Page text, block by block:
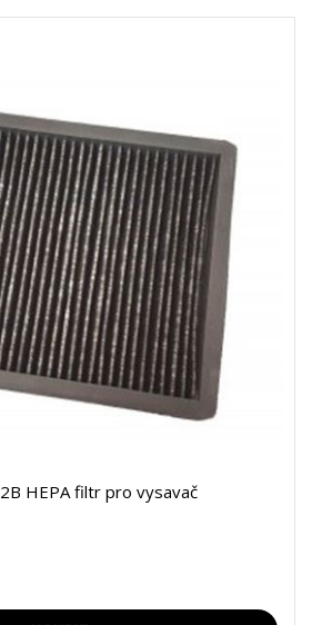
HEPA filtr pro vysavač